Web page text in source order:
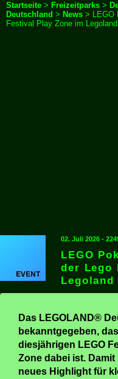
Startseite > Freizeitparks >
Deutschland > News > LEGO
Festival Play Zone im
02. Juli 2026 -
LEGO
der Lego
Legoland
Das LEGOLAND®
bekanntgegeben,
diesjährigen LEGO
Zone dabei ist.
neues Highlight für